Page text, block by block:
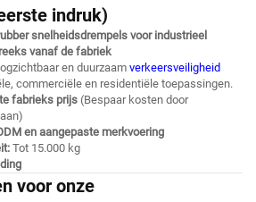
indruk)
snelheidsdrempels voor industrieel
vanaf de fabriek
en duurzaam verkeersveiligheid
commerciële en residentiële toepassingen.
fabrieks prijs (Bespaar kosten door
en aangepaste merkvoering
Tot 15.000 kg
voor onze